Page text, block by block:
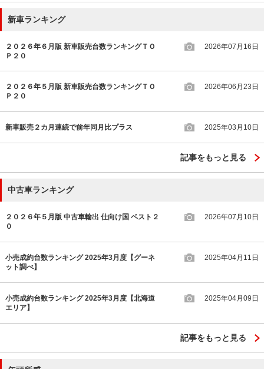
新車ランキング
２０２６年６月版 新車販売台数ランキングＴＯ
Ｐ２０
2026年07月16日
２０２６年５月版 新車販売台数ランキングＴＯ
Ｐ２０
2026年06月23日
新車販売２カ月連続で前年同月比プラス 2025年03月10日
記事をもっと見る
中古車ランキング
２０２６年５月版 中古車輸出 仕向け国 ベスト２
０
2026年07月10日
小売成約台数ランキング 2025年3月度【グーネ
ット調べ】
2025年04月11日
小売成約台数ランキング 2025年3月度【北海道
エリア】
2025年04月09日
記事をもっと見る